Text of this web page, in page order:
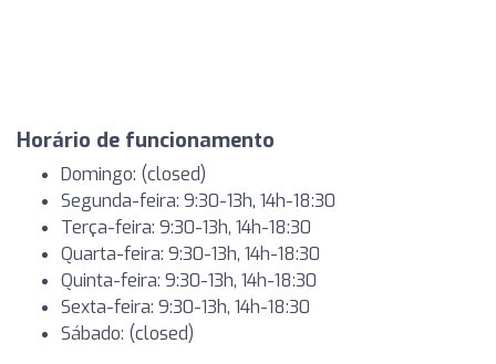
Horário de funcionamento
Domingo: (closed)
Segunda-feira: 9:30-13h, 14h-18:30
Terça-feira: 9:30-13h, 14h-18:30
Quarta-feira: 9:30-13h, 14h-18:30
Quinta-feira: 9:30-13h, 14h-18:30
Sexta-feira: 9:30-13h, 14h-18:30
Sábado: (closed)